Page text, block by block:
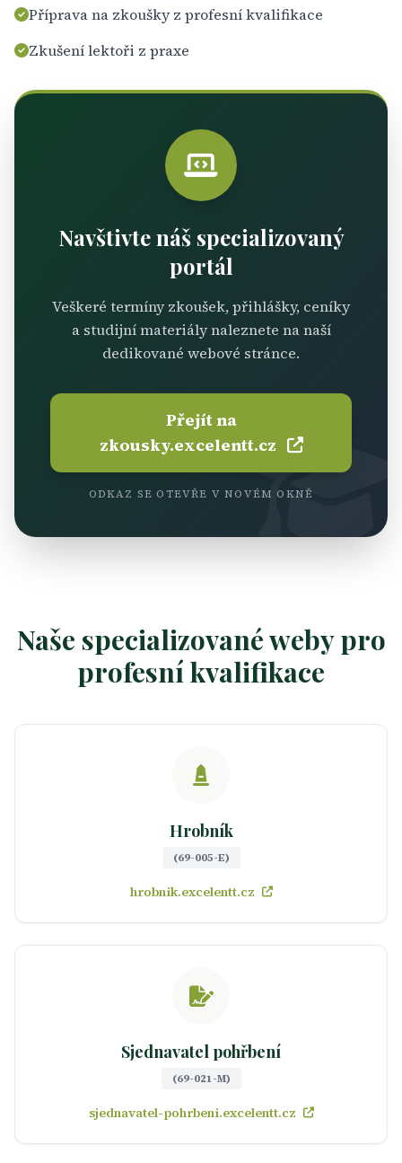
Příprava na zkoušky z profesní kvalifikace
Zkušení lektoři z praxe
Navštivte náš specializovaný
portál
Veškeré termíny zkoušek, přihlášky, ceníky
a studijní materiály naleznete na naší
dedikované webové stránce.
Přejít na
zkousky.excelentt.cz
ODKAZ SE OTEVŘE V NOVÉM OKNĚ
Naše specializované weby pro
profesní kvalifikace
Hrobník
(69-005-E)
hrobnik.excelentt.cz
Sjednavatel pohřbení
(69-021-M)
sjednavatel-pohrbeni.excelentt.cz